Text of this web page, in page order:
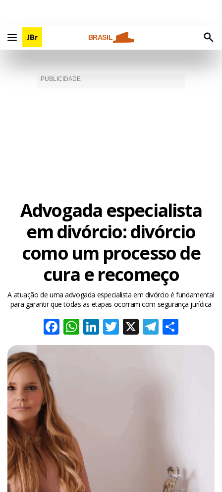
BRASIL
Advogada especialista
em divórcio: divórcio
como um processo de
cura e recomeço
A atuação de uma advogada especialista em divórcio é fundamental
para garantir que todas as etapas ocorram com segurança jurídica
Facebook
WhatsApp
LinkedIn
Twitter
X